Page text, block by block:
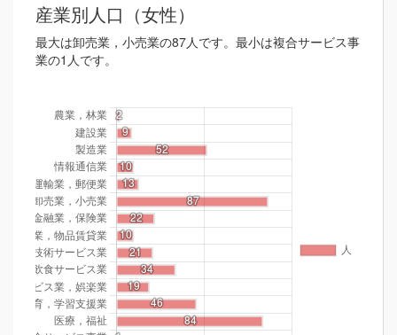
産業別人口（女性）
最大は卸売業，小売業の87人です。最小は複合サービス事
業の1人です。